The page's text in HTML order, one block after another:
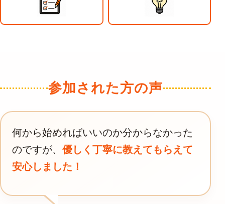
参加された方の声
何から始めればいいのか分からなかった
のですが、 優しく丁寧に教えてもらえて
安心しました！